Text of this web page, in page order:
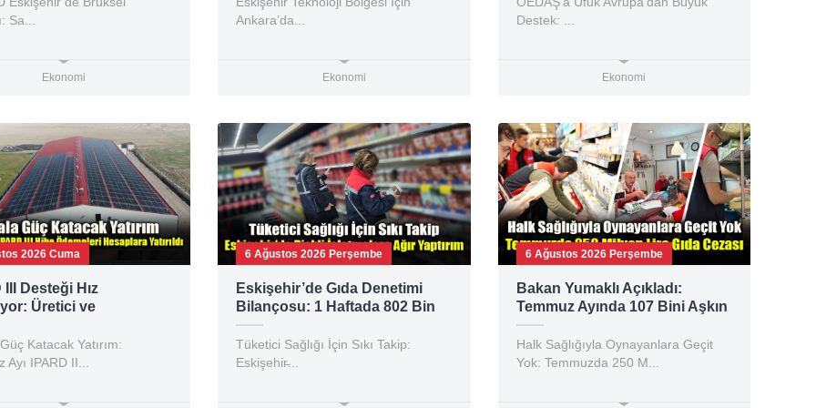
Sa...
Ekonomi
Ankara’da...
Ekonomi
Destek: ...
Ekonomi
2026 Cuma
III Desteği Hız
Üretici ve
Dev Kaynak
Katacak Yatırım:
Ayı IPARD II...
6 Ağustos 2026 Perşembe
Eskişehir’de Gıda Denetimi
Bilançosu: 1 Haftada 802 Bin
TL Ceza!
Tüketici Sağlığı İçin Sıkı Takip:
Eskişehir̵...
6 Ağustos 2026 Perşembe
Bakan Yumaklı Açıkladı:
Temmuz Ayında 107 Bini Aşkın
Gıda Denetimi Yapıldı
Halk Sağlığıyla Oynayanlara Geçit
Yok: Temmuzda 250 M...